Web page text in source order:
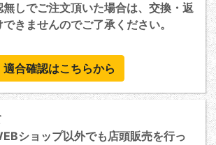
しでご注文頂いた場合は、交換・返
きませんのでご了承ください。
適合確認はこちらから
ショップ以外でも店頭販売を行っ